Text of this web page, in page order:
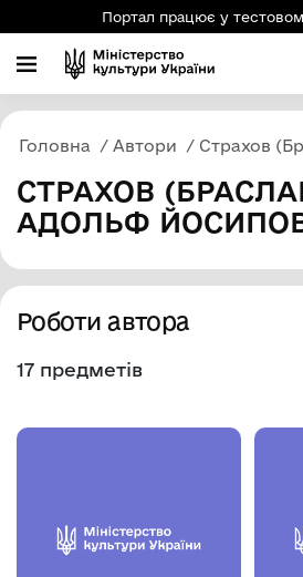
Портал працює у
Головна Автори Страхов
СТРАХОВ
АДОЛЬФ
Роботи автора
17 предметів